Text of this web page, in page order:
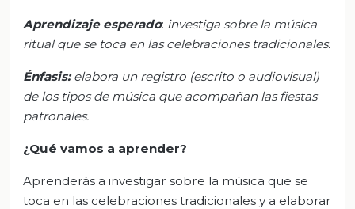
Aprendizaje esperado: investiga sobre la música
ritual que se toca en las celebraciones tradicionales.
Énfasis: elabora un registro (escrito o audiovisual)
de los tipos de música que acompañan las fiestas
patronales.
¿Qué vamos a aprender?
Aprenderás a investigar sobre la música que se
toca en las celebraciones tradicionales y a elaborar